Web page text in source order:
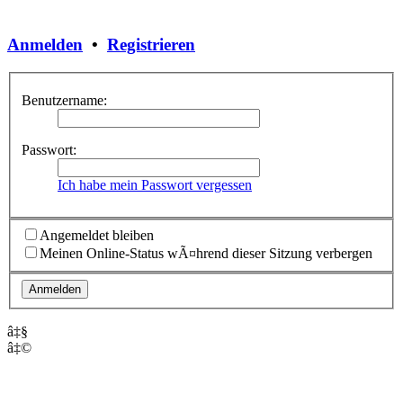
Anmelden • Registrieren
Benutzername:
Passwort:
Ich habe mein Passwort vergessen
Angemeldet bleiben
Meinen Online-Status wÃ¤hrend dieser Sitzung verbergen
â‡§
â‡©